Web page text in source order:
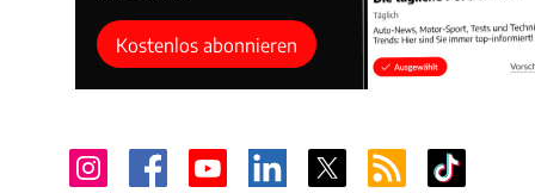
Kostenlos abonnieren